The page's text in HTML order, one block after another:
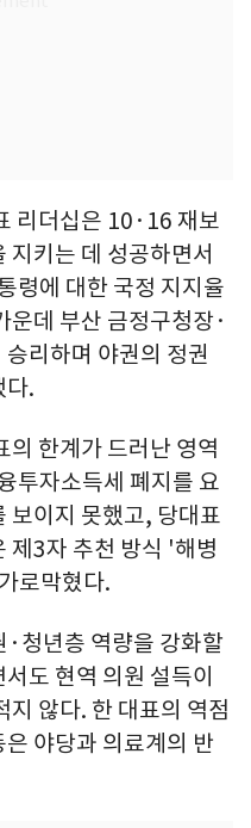
리더십은 10·16 재보
지키는 데 성공하면서
령에 대한 국정 지지율
운데 부산 금정구청장·
리하며 야권의 정권
다.
의 한계가 드러난 영역
투자소득세 폐지를 요
보이지 못했고, 당대표
제3자 추천 방식 '해병
로막혔다.
청년층 역량을 강화할
도 현역 의원 설득이
지 않다. 한 대표의 역점
야당과 의료계의 반